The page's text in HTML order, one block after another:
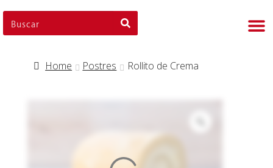
Home Postres Rollito de Crema